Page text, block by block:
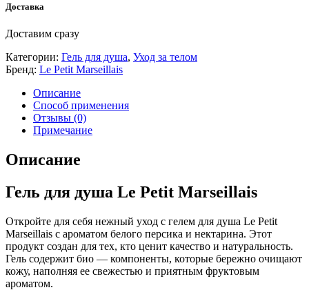
Доставка
Доставим сразу
Категории: Гель для душа, Уход за телом
Бренд: Le Petit Marseillais
Описание
Способ применения
Отзывы (0)
Примечание
Описание
Гель для душа Le Petit Marseillais
Откройте для себя нежный уход с гелем для душа Le Petit
Marseillais с ароматом белого персика и нектарина. Этот
продукт создан для тех, кто ценит качество и натуральность.
Гель содержит био — компоненты, которые бережно очищают
кожу, наполняя ее свежестью и приятным фруктовым
ароматом.